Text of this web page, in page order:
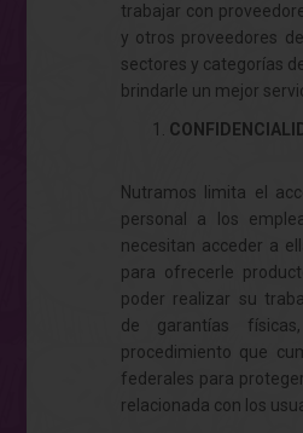
trabajar con
y otros proveedores
sectores y categorías
brindarle un mejor
Nutramos limita el
personal a los
necesitan acceder a
para ofrecerle
poder realizar su
de garantías
procedimiento que
federales para
relacionada con los